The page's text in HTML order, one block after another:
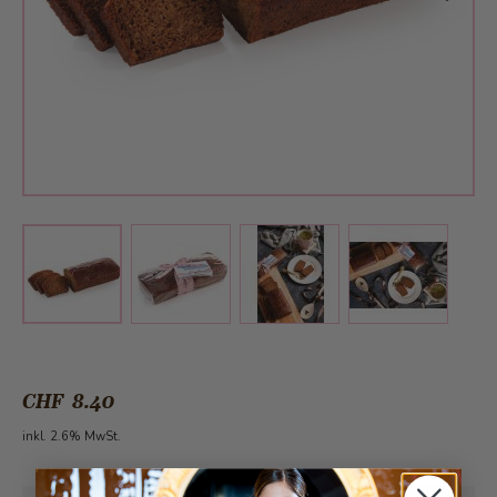
View larger imageView larger imageView larger
CHF 8.40
inkl. 2.6% MwSt.